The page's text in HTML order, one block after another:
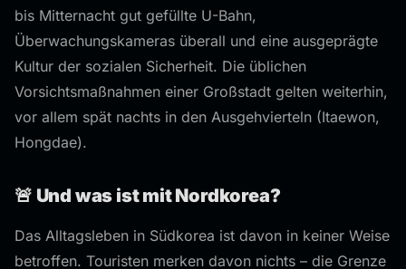
bis Mitternacht gut gefüllte U-Bahn,
Überwachungskameras überall und eine ausgeprägte
Kultur der sozialen Sicherheit. Die üblichen
Vorsichtsmaßnahmen einer Großstadt gelten weiterhin,
vor allem spät nachts in den Ausgehvierteln (Itaewon,
Hongdae).
🚨 Und was ist mit Nordkorea?
Das Alltagsleben in Südkorea ist davon in keiner Weise
betroffen. Touristen merken davon nichts – die Grenze